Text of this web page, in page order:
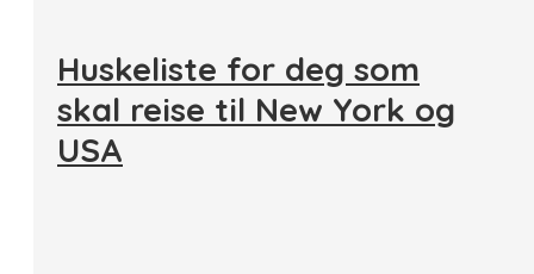
Huskeliste for deg som
skal reise til New York og
USA